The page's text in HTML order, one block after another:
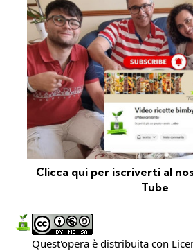
Clicca qui per iscriverti al
Tube
Quest'opera è distribuita con